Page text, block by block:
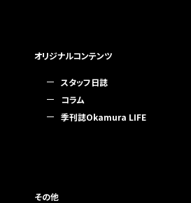
オリジナルコンテンツ
スタッフ日誌
コラム
季刊誌Okamura LIFE
その他